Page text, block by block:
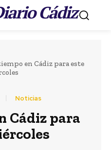
Cádiz.
en Cádiz para este
Noticias
Cádiz para